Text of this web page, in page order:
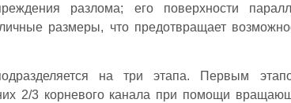
разлома; его поверхности
размеры, что предотвращает
на три этапа. Первым
2/3 корневого канала при помощи